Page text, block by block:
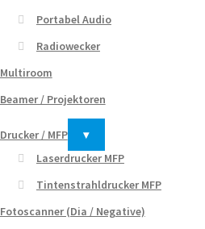
Portabel Audio
Radiowecker
Multiroom
Beamer / Projektoren
Drucker / MFP
▾
Laserdrucker MFP
Tintenstrahldrucker MFP
Fotoscanner (Dia / Negative)